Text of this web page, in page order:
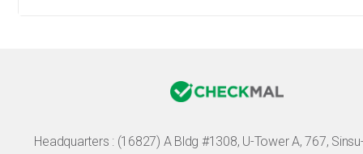
Headquarters : (16827) A Bldg #1308, U-Tower A, 767,